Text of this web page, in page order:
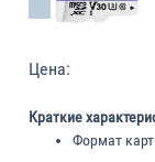
Цена:
Краткие
Формат